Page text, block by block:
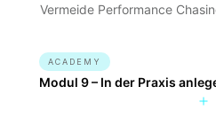
Vermeide Performance
ACADEMY
Modul 9 – In der Praxis